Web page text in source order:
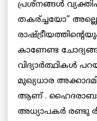
പ്രശ്നങ്ങള്‍
തകര്ച്ചയോ”
കാണേണ്ട
വിദ്യാര്‍ത്ഥികള്‍
മുഖ്യധാര
ആണ് .
അധ്യാപകര്‍ രണ്ടു